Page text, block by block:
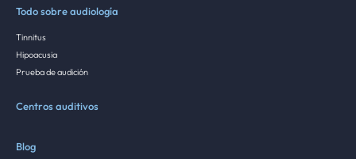
Todo sobre audiología
Tinnitus
Hipoacusia
Prueba de audición
Centros auditivos
Blog